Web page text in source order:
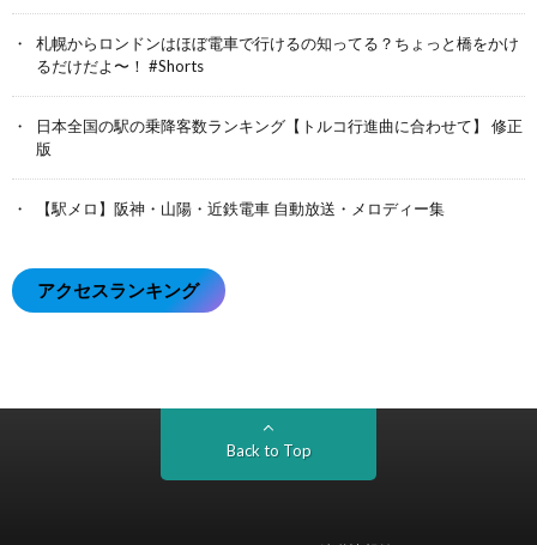
札幌からロンドンはほぼ電車で行けるの知ってる？ちょっと橋をかけ
るだけだよ〜！ #Shorts
日本全国の駅の乗降客数ランキング【トルコ行進曲に合わせて】 修正
版
【駅メロ】阪神・山陽・近鉄電車 自動放送・メロディー集
アクセスランキング
Back to Top